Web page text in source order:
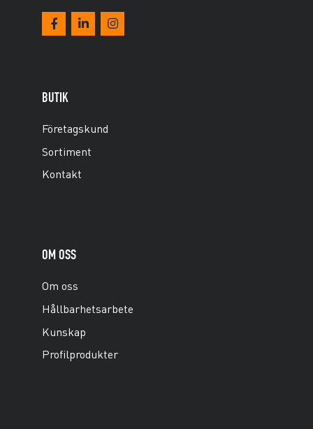
BUTIK
Företagskund
Sortiment
Kontakt
OM OSS
Om oss
Hållbarhetsarbete
Kunskap
Profilprodukter